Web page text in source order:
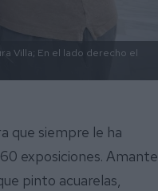
Villa; En el lado derecho el
que siempre le ha
exposiciones. Amante
pinto acuarelas,